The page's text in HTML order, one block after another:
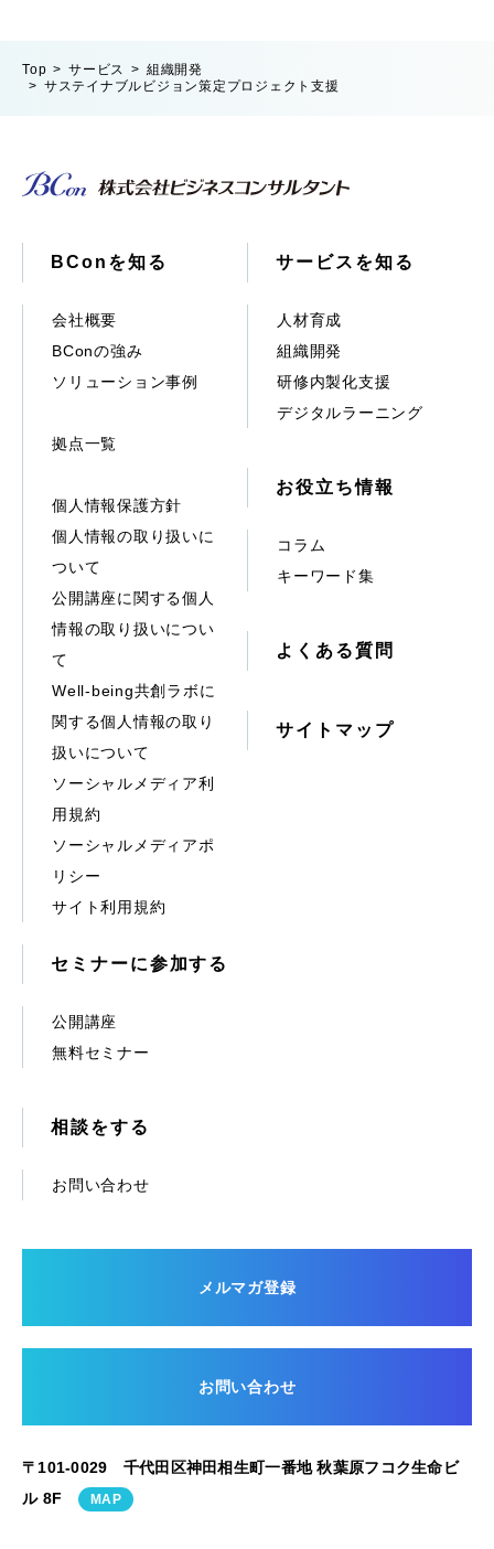
Top サービス
組織開発
サステイナブルビジョン策定プロジェクト支援
BConを知る
会社概要
BConの強み
ソリューション事例
拠点一覧
個人情報保護方針
個人情報の取り扱いに
ついて
公開講座に関する個人
情報の取り扱いについ
て
Well-being共創ラボに
関する個人情報の取り
扱いについて
ソーシャルメディア利
用規約
ソーシャルメディアポ
リシー
サイト利用規約
サービスを知る
人材育成
組織開発
研修内製化支援
デジタルラーニング
お役立ち情報
コラム
キーワード集
よくある質問
サイトマップ
セミナーに参加する
公開講座
無料セミナー
相談をする
お問い合わせ
メルマガ登録
お問い合わせ
〒101-0029 千代田区神田相生町一番地 秋葉原フコク生命ビ
ル 8F
MAP